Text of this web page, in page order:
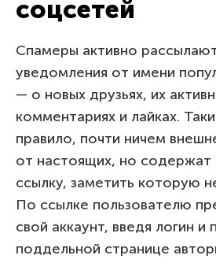
соцсетей
Спамеры активно
уведомления от имени
— о новых друзьях, их
комментариях и лайках.
правило, почти ничем
от настоящих, но
ссылку, заметить которую
По ссылке пользователю
свой аккаунт, введя логин и
поддельной странице